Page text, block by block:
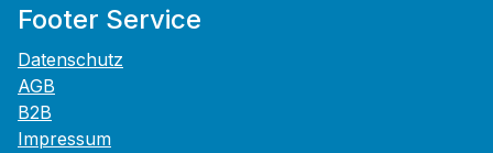
Footer Service
Datenschutz
AGB
B2B
Impressum